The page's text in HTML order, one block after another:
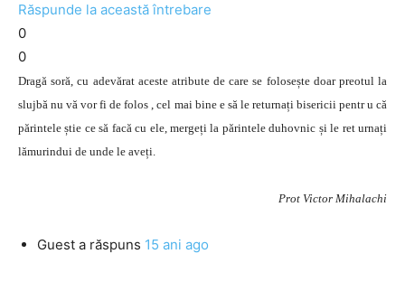
Răspunde la această întrebare
0
0
Dragă soră, cu adevărat aceste atribute de care se folosește doar preotul la
slujbă nu vă vor fi de folos , cel mai bine e să le returnați bisericii pentr u că
părintele știe ce să facă cu ele, mergeți la părintele duhovnic și le ret urnați
lămurindui de unde le aveți.
Prot Victor Mihalachi
Guest a răspuns 15 ani ago